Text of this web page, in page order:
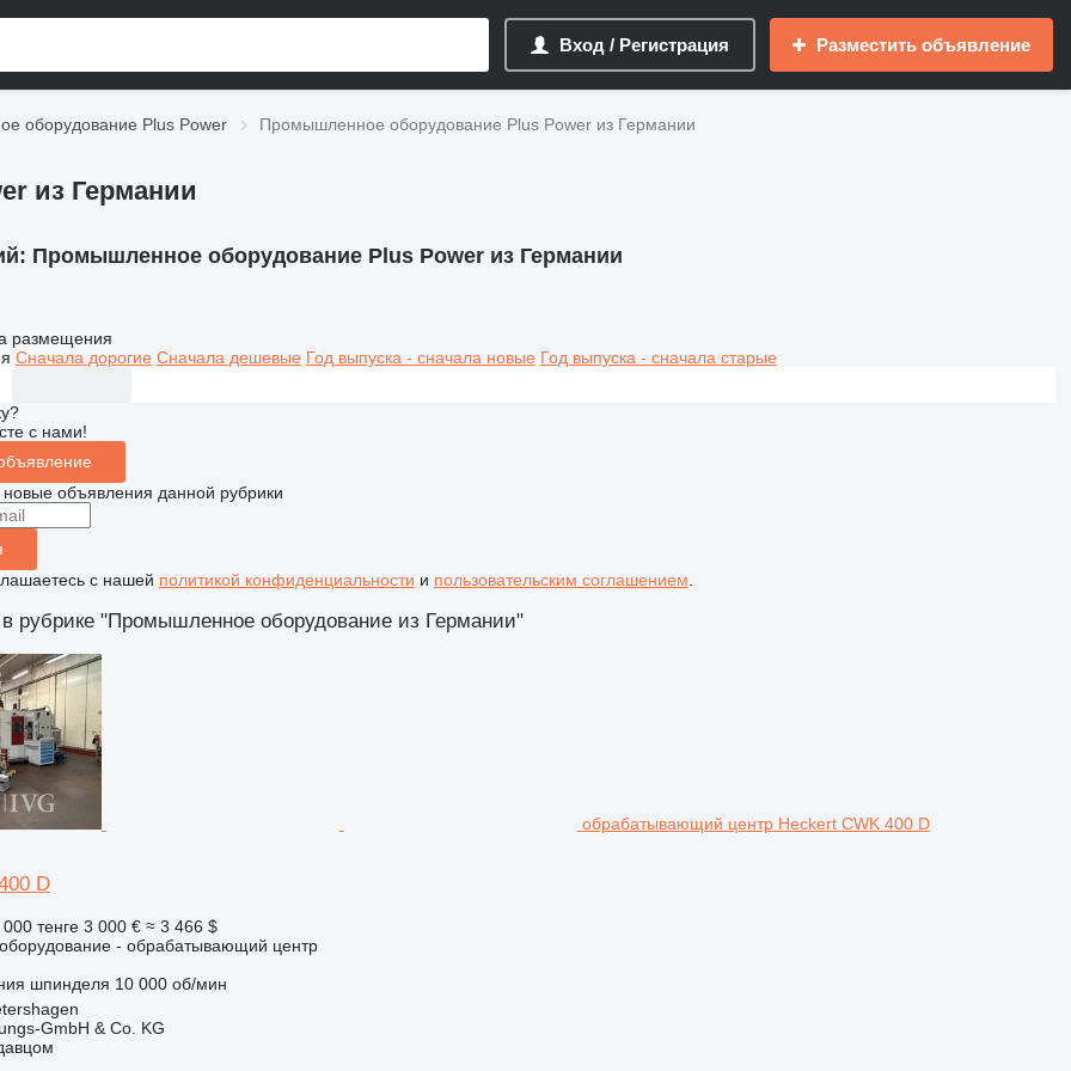
Вход / Регистрация Разместить объявление
оборудование Plus Power Промышленное оборудование Plus Power из Германии
из Германии
Промышленное оборудование Plus Power из Германии
размещения
Сначала дорогие Сначала дешевые Год выпуска - сначала новые Год выпуска - сначала старые
с нами!
объявления данной рубрики
с нашей политикой конфиденциальности и пользовательским соглашением
рубрике "Промышленное оборудование из Германии"
обрабатывающий центр Heckert CWK 400 D
D
тенге 3 000 € ≈ 3 466 $
- обрабатывающий центр
шпинделя 10 000 об/мин
GmbH & Co. KG